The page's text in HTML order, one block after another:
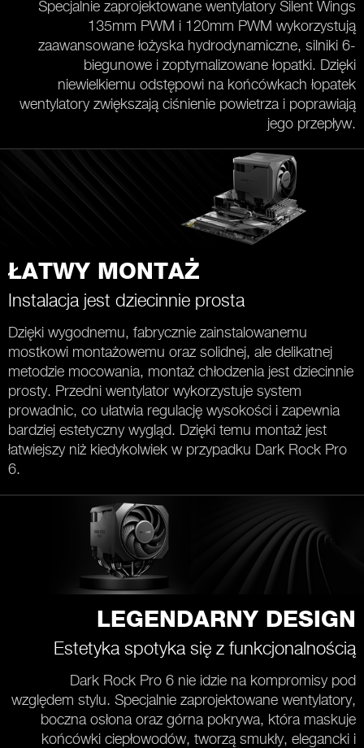
Specjalnie zaprojektowane wentylatory Silent Wings
135mm PWM i 120mm PWM wykorzystują
zaawansowane łożyska hydrodynamiczne, silniki 6-
biegunowe i zoptymalizowane łopatki. Dzięki
niewielkiemu odstępowi na końcówkach łopatek
wentylatory zwiększają ciśnienie powietrza i poprawiają
jego przepływ.
ŁATWY MONTAŻ
Instalacja jest dziecinnie prosta
Dzięki wygodnemu, fabrycznie zainstalowanemu
mostkowi montażowemu oraz solidnej, ale delikatnej
metodzie mocowania, montaż chłodzenia jest dziecinnie
prosty. Przedni wentylator wykorzystuje system
prowadnic, co ułatwia regulację wysokości i zapewnia
bardziej estetyczny wygląd. Dzięki temu montaż jest
łatwiejszy niż kiedykolwiek w przypadku Dark Rock Pro
6.
LEGENDARNY DESIGN
Estetyka spotyka się z funkcjonalnością
Dark Rock Pro 6 nie idzie na kompromisy pod
względem stylu. Specjalnie zaprojektowane wentylatory,
boczna osłona oraz górna pokrywa, która maskuje
końcówki ciepłowodów, tworzą smukły, elegancki i